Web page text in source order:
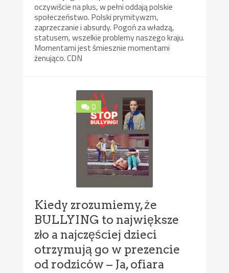
oczywiście na plus, w pełni oddają polskie
społeczeństwo. Polski prymitywzm,
zaprzeczanie i absurdy. Pogoń za władzą,
statusem, wszelkie problemy naszego kraju.
Momentami jest śmiesznie momentami
żenująco. CDN
0
Kiedy zrozumiemy, że
BULLYING to największe
zło a najczęściej dzieci
otrzymują go w prezencie
od rodziców – Ja, ofiara